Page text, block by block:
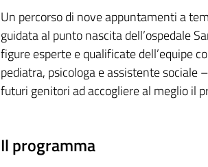
Un percorso di nove appuntamenti a
guidata al punto nascita dell’ospedale
figure esperte e qualificate dell’equipe
pediatra, psicologa e assistente sociale
futuri genitori ad accogliere al meglio il
Il programma